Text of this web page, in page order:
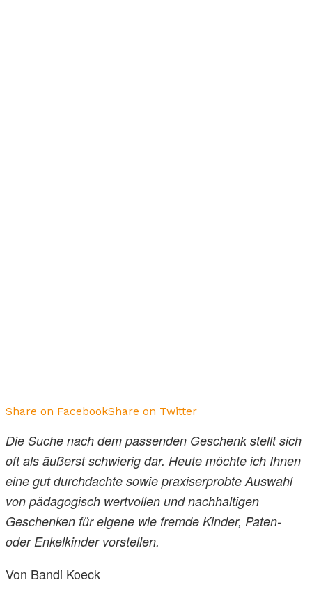
Share on FacebookShare on Twitter
Die Suche nach dem passenden Geschenk stellt sich
oft als äußerst schwierig dar. Heute möchte ich Ihnen
eine gut durchdachte sowie praxiserprobte Auswahl
von pädagogisch wertvollen und nachhaltigen
Geschenken für eigene wie fremde Kinder, Paten-
oder Enkelkinder vorstellen.
Von Bandi Koeck